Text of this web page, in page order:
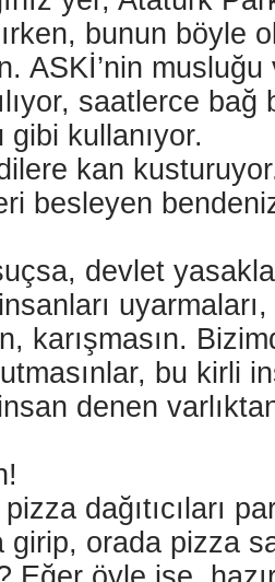
bunun böyle
ASKİ’nin
saatlerce bağ
gibi kullanıyor.
kan
besleyen
devlet
karışmasın.
bu kirli
denen
dağıtıcıları
orada pizza